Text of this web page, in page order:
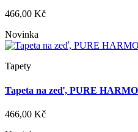
466,00 Kč
Novinka
Tapety
Tapeta na zeď, PURE
466,00 Kč